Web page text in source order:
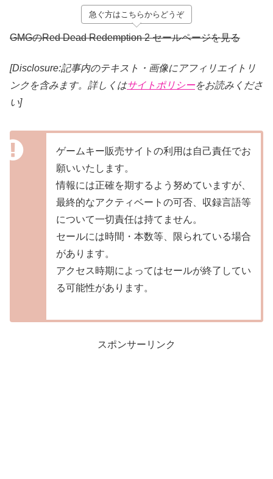
急ぐ方はこちらからどうぞ
GMGのRed Dead Redemption 2 セールページを見る
[Disclosure:記事内のテキスト・画像にアフィリエイトリ
ンクを含みます。詳しくはサイトポリシーをお読みくださ
い]
ゲームキー販売サイトの利用は自己責任でお
願いいたします。
情報には正確を期するよう努めていますが、
最終的なアクティベートの可否、収録言語等
について一切責任は持てません。
セールには時間・本数等、限られている場合
があります。
アクセス時期によってはセールが終了してい
る可能性があります。
スポンサーリンク